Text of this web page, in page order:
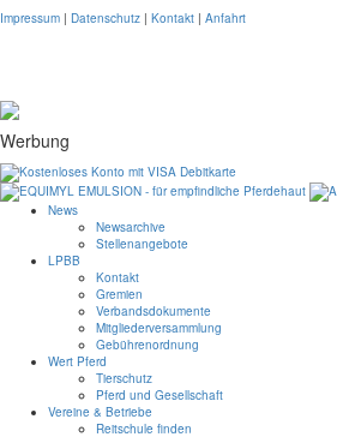
Impressum | Datenschutz | Kontakt | Anfahrt
Werbung
News
Newsarchive
Stellenangebote
LPBB
Kontakt
Gremien
Verbandsdokumente
Mitgliederversammlung
Gebührenordnung
Wert Pferd
Tierschutz
Pferd und Gesellschaft
Vereine & Betriebe
Reitschule finden